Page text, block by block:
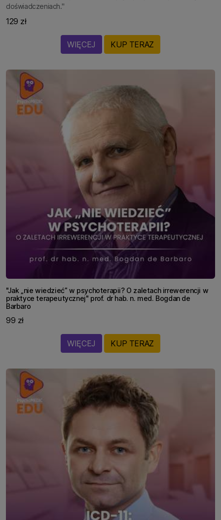
doświadczeniach."
129 zł
WIĘCEJ KUP TERAZ
"Jak „nie wiedzieć” w psychoterapii? O zaletach irrewerencji w
praktyce terapeutycznej" prof. dr hab. n. med. Bogdan de
Barbaro
99 zł
WIĘCEJ KUP TERAZ